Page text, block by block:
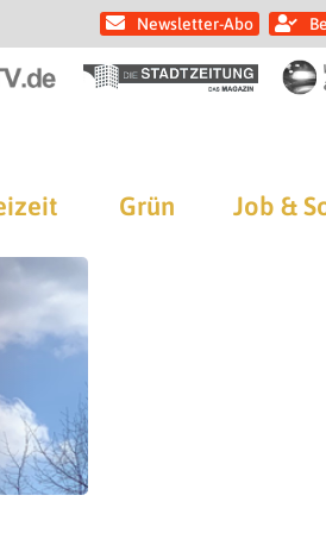
Newsletter-Abo
Grün Job &